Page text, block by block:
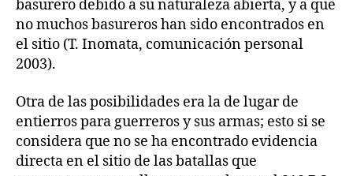
basurero debido a su naturaleza abierta, y a que
no muchos basureros han sido encontrados en
el sitio (T. Inomata, comunicación personal
2003).
Otra de las posibilidades era la de lugar de
entierros para guerreros y sus armas; esto si se
considera que no se ha encontrado evidencia
directa en el sitio de las batallas que